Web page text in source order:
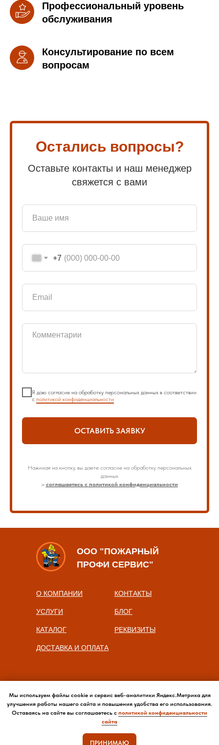
Профессиональный уровень
обслуживания
Консультирование по всем
вопросам
Остались вопросы?
Оставьте контакты и наш менеджер
свяжется с вами
+7
Я даю согласие на обработку персональных данных в соответствии
с политикой конфиденциальности
ОСТАВИТЬ ЗАЯВКУ
Нажимая на кнопку, вы даете согласие на обработку персональных
данных
и соглашаетесь с политикой конфиденциальности
ООО "ПОЖАРНЫЙ
ПРОФИ СЕРВИС"
О КОМПАНИИ
УСЛУГИ
КАТАЛОГ
ДОСТАВКА И ОПЛАТА
КОНТАКТЫ
РЕКВИЗИТЫ
БЛОГ
Мы используем файлы cookie и сервис веб-аналитики Яндекс.Метрика для
улучшения работы нашего сайта и повышения удобства его использования.
Оставаясь на сайте вы соглашаетесь с политикой конфиденциальности
сайта
ПРИНИМАЮ